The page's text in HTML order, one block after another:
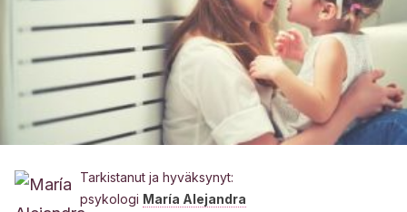
Tarkistanut ja hyväksynyt:
psykologi María Alejandra